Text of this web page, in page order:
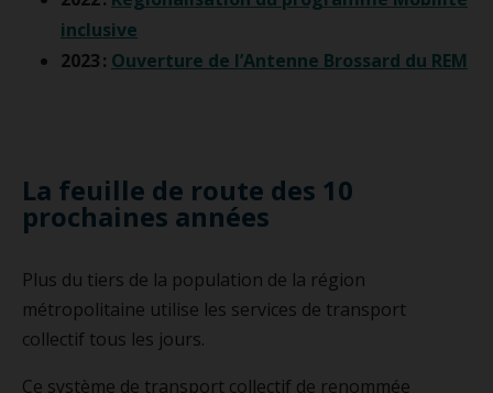
inclusive
2023 : Ouverture de l’Antenne Brossard du REM
La feuille de route des 10
prochaines années
Plus du tiers de la population de la région
métropolitaine utilise les services de transport
collectif tous les jours.
Ce système de transport collectif de renommée